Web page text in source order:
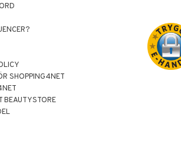
SHOPPING4NET
BEAUTYSTORE